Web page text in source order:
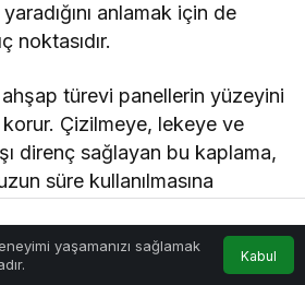
anlamak için de
noktasıdır.
türevi panellerin yüzeyini
korur. Çizilmeye, lekeye ve
direnç sağlayan bu kaplama,
süre kullanılmasına
farklı iç mekan tasarımlarına
yaşamanızı sağlamak
Kabul
Akış Hesabım